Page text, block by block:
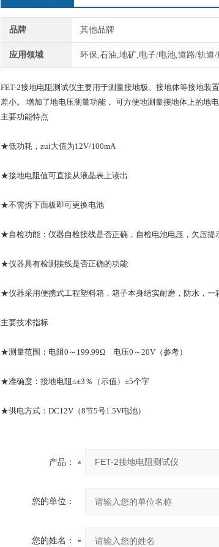
品牌 其他品牌
应用领域 环保,石油,地矿,电子/电池,道路/轨道/
FET-2接地电阻测试仪主要用于测量接地极、接地体等接地
差小。 增加了地电压测量功能， 可方便地测量接地体上的地电
主要功能特点
★低功耗，zui大值为12V/100mA
★接地电阻值可直接从液晶表上读出
★不需拆下面板即可更换电池
★自检功能：仪器自检接线是否正确，自检电池电压，欠压提
★仪器具有检测接线是否正确的功能
★仪器采用便携式工程塑料箱，箱子本身结实耐磨，防水，一
主要技术指标
★测量范围：电阻0～199.99Ω 电压0～20V（参考）
★准确度：接地电阻≤±3％（示值）±5个字
★供电方式：DC12V（8节5号1.5V电池）
产品：
您的单位：
您的姓名：